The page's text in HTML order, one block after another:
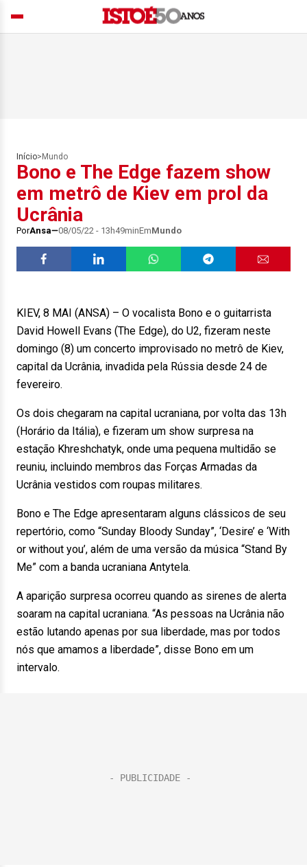
Início> Mundo
Bono e The Edge fazem show
em metrô de Kiev em prol da
Ucrânia
PorAnsa 08/05/22 - 13h49minEmMundo
KIEV, 8 MAI (ANSA) – O vocalista Bono e o guitarrista
David Howell Evans (The Edge), do U2, fizeram neste
domingo (8) um concerto improvisado no metrô de Kiev,
capital da Ucrânia, invadida pela Rússia desde 24 de
fevereiro.
Os dois chegaram na capital ucraniana, por volta das 13h
(Horário da Itália), e fizeram um show surpresa na
estação Khreshchatyk, onde uma pequena multidão se
reuniu, incluindo membros das Forças Armadas da
Ucrânia vestidos com roupas militares.
Bono e The Edge apresentaram alguns clássicos de seu
repertório, como “Sunday Bloody Sunday”, ‘Desire’ e ‘With
or without you’, além de uma versão da música “Stand By
Me” com a banda ucraniana Antytela.
A aparição surpresa ocorreu quando as sirenes de alerta
soaram na capital ucraniana. “As pessoas na Ucrânia não
estão lutando apenas por sua liberdade, mas por todos
nós que amamos a liberdade”, disse Bono em um
intervalo.